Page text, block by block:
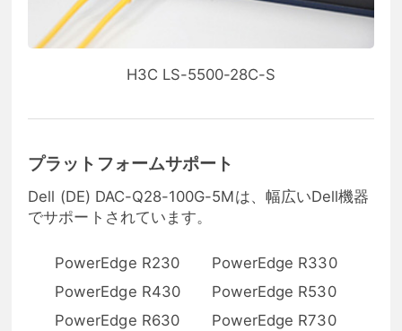
H3C LS-5500-28C-S
プラットフォームサポート
Dell (DE) DAC-Q28-100G-5Mは、幅広いDell機器
でサポートされています。
PowerEdge R230
PowerEdge R330
PowerEdge R430
PowerEdge R530
PowerEdge R630
PowerEdge R730